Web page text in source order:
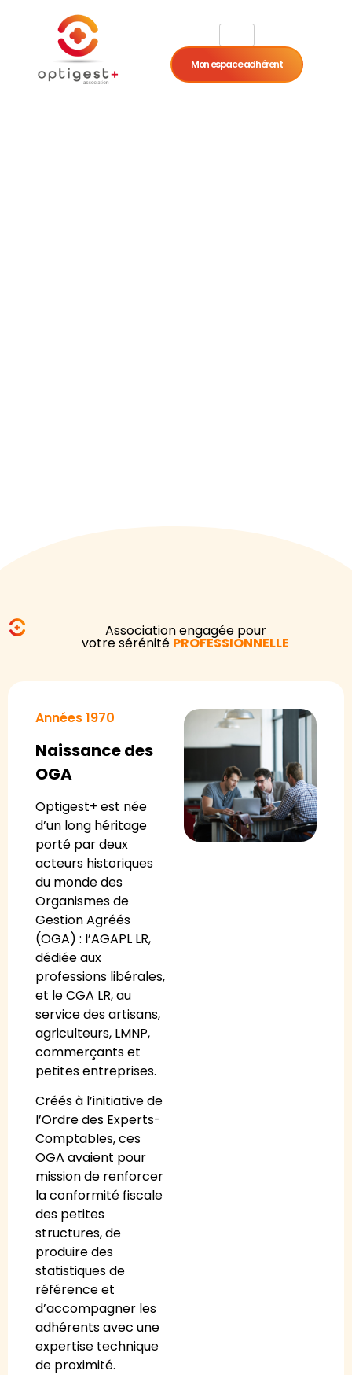
Mon espace adhérent
Association engagée pour
votre sérénité PROFESSIONNELLE
Années 1970
Naissance des
OGA
Optigest+ est née
d’un long héritage
porté par deux
acteurs historiques
du monde des
Organismes de
Gestion Agréés
(OGA) : l’AGAPL LR,
dédiée aux
professions libérales,
et le CGA LR, au
service des artisans,
agriculteurs, LMNP,
commerçants et
petites entreprises.
Créés à l’initiative de
l’Ordre des Experts-
Comptables, ces
OGA avaient pour
mission de renforcer
la conformité fiscale
des petites
structures, de
produire des
statistiques de
référence et
d’accompagner les
adhérents avec une
expertise technique
de proximité.